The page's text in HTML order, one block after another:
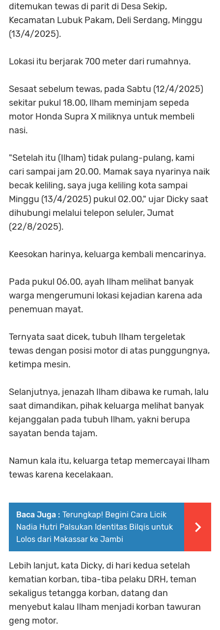
ditemukan tewas di parit di Desa Sekip,
Kecamatan Lubuk Pakam, Deli Serdang, Minggu
(13/4/2025).
Lokasi itu berjarak 700 meter dari rumahnya.
Sesaat sebelum tewas, pada Sabtu (12/4/2025)
sekitar pukul 18.00, Ilham meminjam sepeda
motor Honda Supra X miliknya untuk membeli
nasi.
"Setelah itu (Ilham) tidak pulang-pulang, kami
cari sampai jam 20.00. Mamak saya nyarinya naik
becak keliling, saya juga keliling kota sampai
Minggu (13/4/2025) pukul 02.00," ujar Dicky saat
dihubungi melalui telepon seluler, Jumat
(22/8/2025).
Keesokan harinya, keluarga kembali mencarinya.
Pada pukul 06.00, ayah Ilham melihat banyak
warga mengerumuni lokasi kejadian karena ada
penemuan mayat.
Ternyata saat dicek, tubuh Ilham tergeletak
tewas dengan posisi motor di atas punggungnya,
ketimpa mesin.
Selanjutnya, jenazah Ilham dibawa ke rumah, lalu
saat dimandikan, pihak keluarga melihat banyak
kejanggalan pada tubuh Ilham, yakni berupa
sayatan benda tajam.
Namun kala itu, keluarga tetap memercayai Ilham
tewas karena kecelakaan.
Baca Juga : Terungkap! Begini Cara Licik
Nadia Hutri Palsukan Identitas Bilqis untuk
Lolos dari Makassar ke Jambi
Lebih lanjut, kata Dicky, di hari kedua setelah
kematian korban, tiba-tiba pelaku DRH, teman
sekaligus tetangga korban, datang dan
menyebut kalau Ilham menjadi korban tawuran
geng motor.